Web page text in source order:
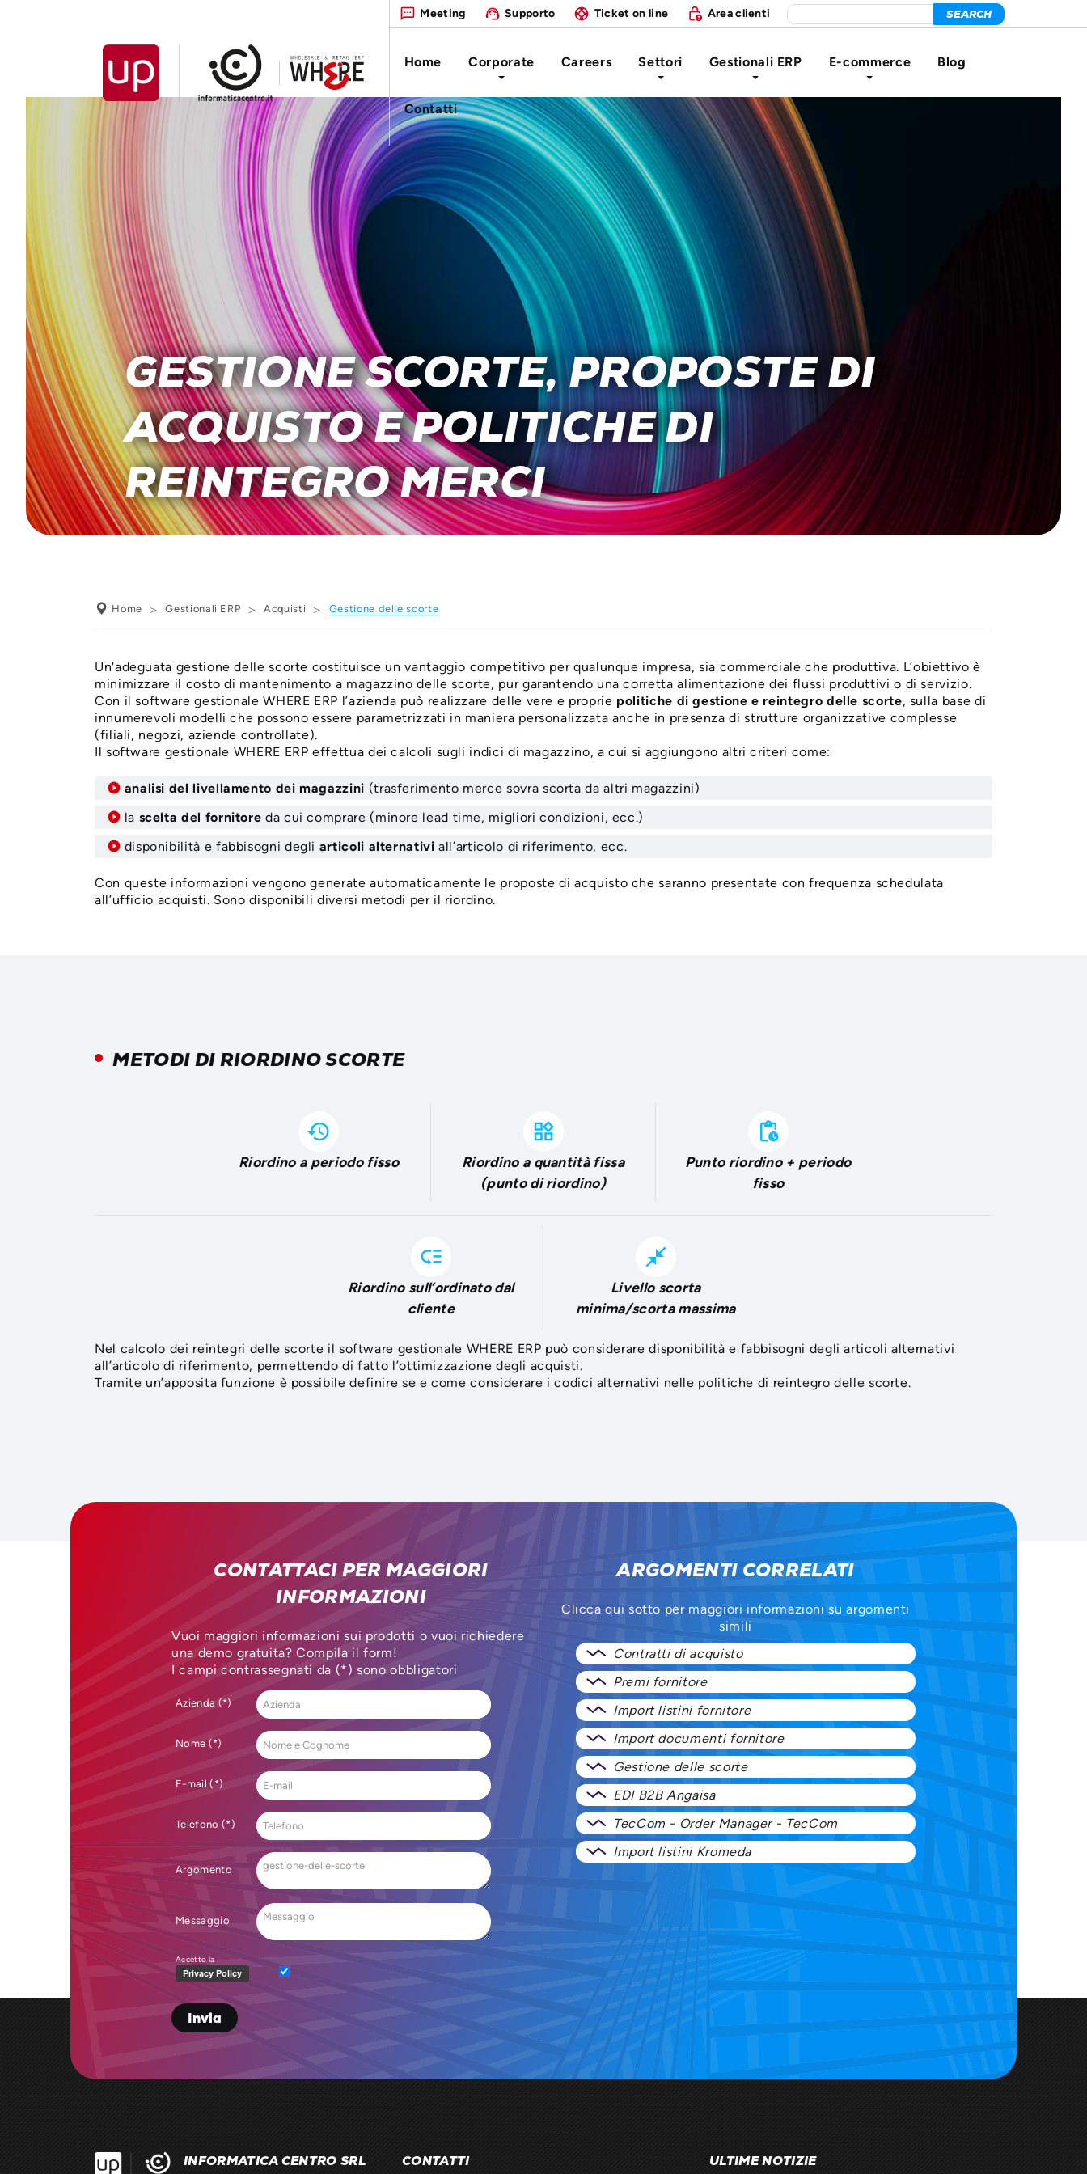
Meeting Supporto Ticket on line Area clienti
Home Corporate Careers Settori Gestionali ERP E-commerce Blog
Contatti
GESTIONE SCORTE, PROPOSTE DI
ACQUISTO E POLITICHE DI
REINTEGRO MERCI
Home Gestionali ERP Acquisti Gestione delle scorte
Un'adeguata gestione delle scorte costituisce un vantaggio competitivo per qualunque impresa, sia commerciale che produttiva. L’obiettivo è
minimizzare il costo di mantenimento a magazzino delle scorte, pur garantendo una corretta alimentazione dei flussi produttivi o di servizio.
Con il software gestionale WHERE ERP l’azienda può realizzare delle vere e proprie politiche di gestione e reintegro delle scorte, sulla base di
innumerevoli modelli che possono essere parametrizzati in maniera personalizzata anche in presenza di strutture organizzative complesse
(filiali, negozi, aziende controllate).
Il software gestionale WHERE ERP effettua dei calcoli sugli indici di magazzino, a cui si aggiungono altri criteri come:
analisi del livellamento dei magazzini (trasferimento merce sovra scorta da altri magazzini)
la scelta del fornitore da cui comprare (minore lead time, migliori condizioni, ecc.)
disponibilità e fabbisogni degli articoli alternativi all’articolo di riferimento, ecc.
Con queste informazioni vengono generate automaticamente le proposte di acquisto che saranno presentate con frequenza schedulata
all’ufficio acquisti. Sono disponibili diversi metodi per il riordino.
METODI DI RIORDINO SCORTE
history
Riordino a periodo fisso
widgets
Riordino a quantità fissa
(punto di riordino)
pending_actions
Punto riordino + periodo
fisso
low_priority
Riordino sull’ordinato dal
cliente
close_fullscreen
Livello scorta
minima/scorta massima
Nel calcolo dei reintegri delle scorte il software gestionale WHERE ERP può considerare disponibilità e fabbisogni degli articoli alternativi
all’articolo di riferimento, permettendo di fatto l’ottimizzazione degli acquisti.
Tramite un’apposita funzione è possibile definire se e come considerare i codici alternativi nelle politiche di reintegro delle scorte.
CONTATTACI PER MAGGIORI
INFORMAZIONI
Vuoi maggiori informazioni sui prodotti o vuoi richiedere
una demo gratuita? Compila il form!
I campi contrassegnati da (*) sono obbligatori
Azienda (*)
Nome (*)
E-mail (*)
Telefono (*)
Argomento
Messaggio
Accetto la
ARGOMENTI CORRELATI
Clicca qui sotto per maggiori informazioni su argomenti
simili
Contratti di acquisto
Premi fornitore
Import listini fornitore
Import documenti fornitore
Gestione delle scorte
EDI B2B Angaisa
TecCom - Order Manager - TecCom
Import listini Kromeda
INFORMATICA CENTRO SRL CONTATTI ULTIME NOTIZIE